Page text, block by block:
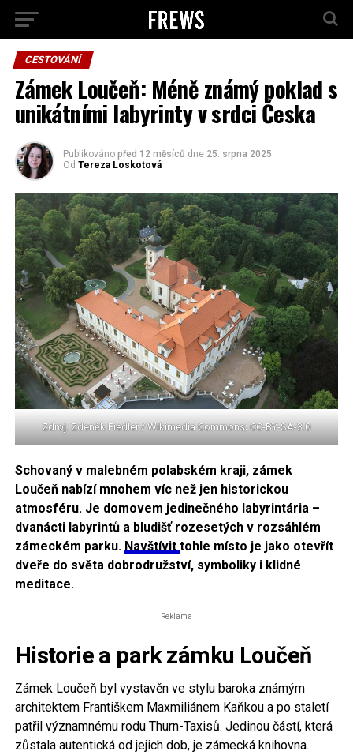
CESTOVÁNÍ
Zámek Loučeň: Méně známý poklad s
unikátními labyrinty v srdci Česka
Publikováno před 12 měsíců dne 25. srpna 2025
Od Tereza Loskotová
Zdroj: Zdeněk Fiedler / Wikimedia Commons; CC-BY-SA-3.0
Schovaný v malebném polabském kraji, zámek
Loučeň nabízí mnohem víc než jen historickou
atmosféru. Je domovem jedinečného labyrintária –
dvanácti labyrintů a bludišť rozesetých v rozsáhlém
zámeckém parku. Navštívit tohle místo je jako otevřít
dveře do světa dobrodružství, symboliky i klidné
meditace.
Reklama
Historie a park zámku Loučeň
Zámek Loučeň byl vystavěn ve stylu baroka známým
architektem Františkem Maxmiliánem Kaňkou a po staletí
patřil významnému rodu Thurn-Taxisů. Jedinou částí, která
zůstala autentická od jejich dob, je zámecká knihovna.